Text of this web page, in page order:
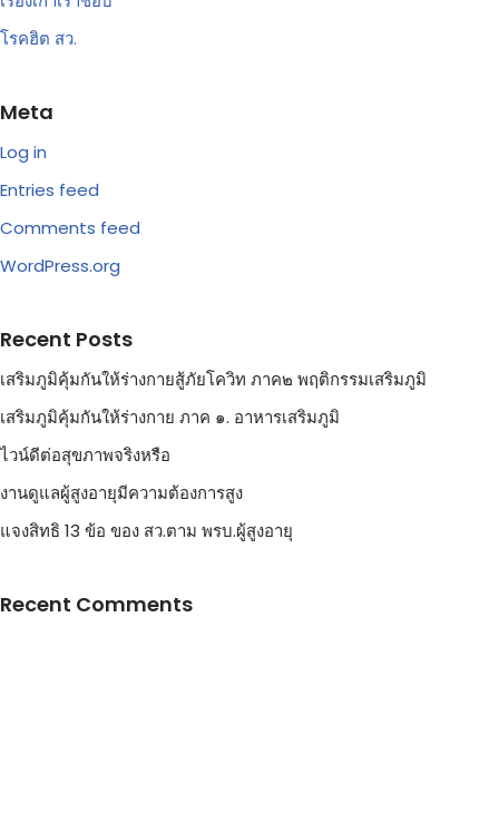
โรคฮิต สว.
Meta
Log in
Entries feed
Comments feed
WordPress.org
Recent Posts
เสริมภูมิคุ้มกันให้ร่างกายสู้ภัยโควิท ภาค๒ พฤติกรรมเสริมภูมิ
เสริมภูมิคุ้มกันให้ร่างกาย ภาค ๑. อาหารเสริมภูมิ
ไวน์ดีต่อสุขภาพจริงหรือ
งานดูแลผู้สูงอายุมีความต้องการสูง
แจงสิทธิ 13 ข้อ ของ สว.ตาม พรบ.ผู้สูงอายุ
Recent Comments